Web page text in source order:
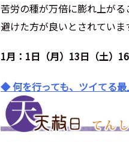
苦労の種が万倍に膨れ上が
避けた方が良いとされていま
1月：1日（月）13日（土）
◆ 何を行っても、ツイてる